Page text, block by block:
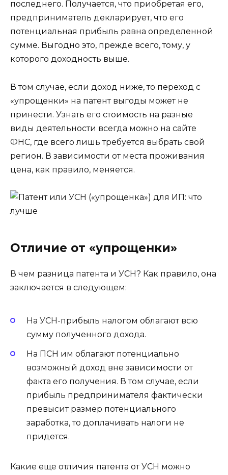
последнего. Получается, что приобретая его,
предприниматель декларирует, что его
потенциальная прибыль равна определенной
сумме. Выгодно это, прежде всего, тому, у
которого доходность выше.
В том случае, если доход ниже, то переход с
«упрощенки» на патент выгоды может не
принести. Узнать его стоимость на разные
виды деятельности всегда можно на сайте
ФНС, где всего лишь требуется выбрать свой
регион. В зависимости от места проживания
цена, как правило, меняется.
Отличие от «упрощенки»
В чем разница патента и УСН? Как правило, она
заключается в следующем:
На УСН-прибыль налогом облагают всю
сумму полученного дохода.
На ПСН им облагают потенциально
возможный доход вне зависимости от
факта его получения. В том случае, если
прибыль предпринимателя фактически
превысит размер потенциального
заработка, то доплачивать налоги не
придется.
Какие еще отличия патента от УСН можно